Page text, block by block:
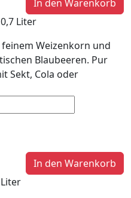
Liter
Weizenkorn und
Blaubeeren. Pur
Sekt, Cola oder